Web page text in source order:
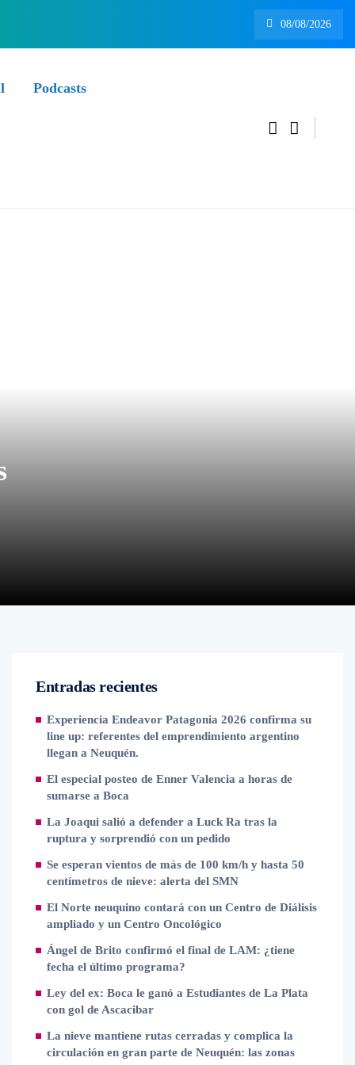
08/08/2026
Podcasts
Entradas recientes
Experiencia Endeavor Patagonia 2026 confirma su
line up: referentes del emprendimiento argentino
llegan a Neuquén.
El especial posteo de Enner Valencia a horas de
sumarse a Boca
La Joaqui salió a defender a Luck Ra tras la
ruptura y sorprendió con un pedido
Se esperan vientos de más de 100 km/h y hasta 50
centímetros de nieve: alerta del SMN
El Norte neuquino contará con un Centro de Diálisis
ampliado y un Centro Oncológico
Ángel de Brito confirmó el final de LAM: ¿tiene
fecha el último programa?
Ley del ex: Boca le ganó a Estudiantes de La Plata
con gol de Ascacibar
La nieve mantiene rutas cerradas y complica la
circulación en gran parte de Neuquén: las zonas